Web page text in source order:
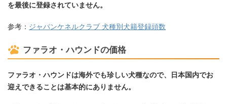
を最後に登録されていません。
参考： ジャパンケネルクラブ 犬種別犬籍登録頭数
ファラオ・ハウンドの価格
ファラオ・ハウンドは海外でも珍しい犬種なので、日本国内でお
迎えできることは基本的にありません。